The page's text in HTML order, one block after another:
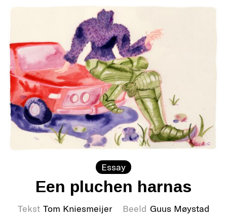
Essay
Een pluchen harnas
Tekst Tom Kniesmeijer Beeld Guus Møystad